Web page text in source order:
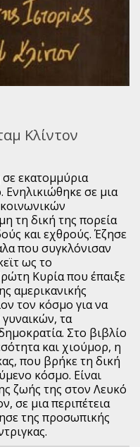
Κλίντον
σε εκατομμύρια
σε μια
τη δική της πορεία
και εχθρούς. Έζησε
που συγκλόνισαν
ως το
Κυρία που έπαιξε
αμερικανικής
τον κόσμο για να
τα
Στο βιβλίο
και χιούμορ, η
που βρήκε τη δική
κόσμο. Είναι
ζωής της στον Λευκό
σε μια περιπέτεια
της προσωπικής